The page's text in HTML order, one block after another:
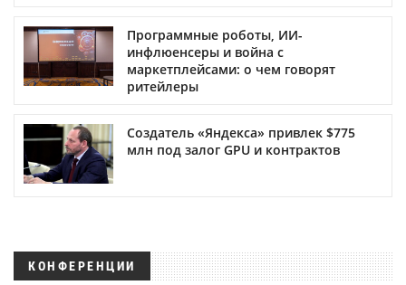
Программные роботы, ИИ-
инфлюенсеры и война с
маркетплейсами: о чем говорят
ритейлеры
Создатель «Яндекса» привлек $775
млн под залог GPU и контрактов
КОНФЕРЕНЦИИ